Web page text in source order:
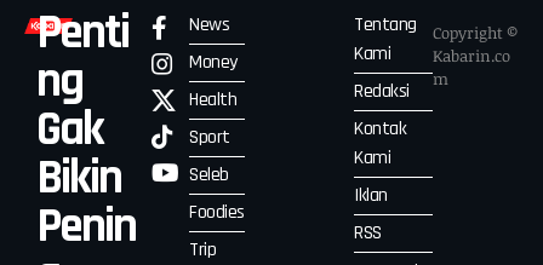
Penti
ng
Gak
Bikin
Penin
News
Money
Health
Sport
Seleb
Foodies
Trip
Tentang
Kami
Redaksi
Kontak
Kami
Iklan
RSS
Copyright ©
Kabarin.co
m